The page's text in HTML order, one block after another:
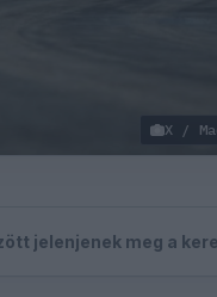
X /
jelenjenek meg a